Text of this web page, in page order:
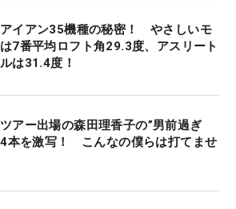
イアン35機種の秘密！ やさしいモ
7番平均ロフト角29.3度、アスリート
は31.4度！
アー出場の森田理香子の”男前過ぎ
本を激写！ こんなの僕らは打てませ